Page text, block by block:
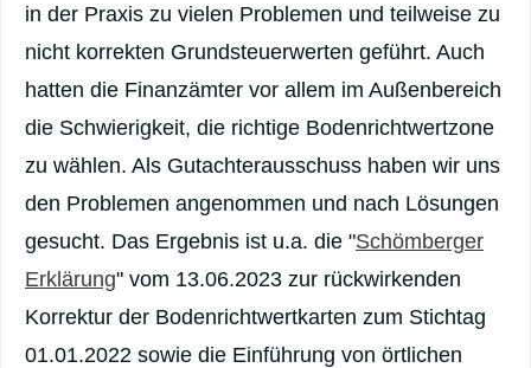
in der Praxis zu vielen Problemen und teilweise zu
nicht korrekten Grundsteuerwerten geführt. Auch
hatten die Finanzämter vor allem im Außenbereich
die Schwierigkeit, die richtige Bodenrichtwertzone
zu wählen. Als Gutachterausschuss haben wir uns
den Problemen angenommen und nach Lösungen
gesucht. Das Ergebnis ist u.a. die "Schömberger
Erklärung" vom 13.06.2023 zur rückwirkenden
Korrektur der Bodenrichtwertkarten zum Stichtag
01.01.2022 sowie die Einführung von örtlichen